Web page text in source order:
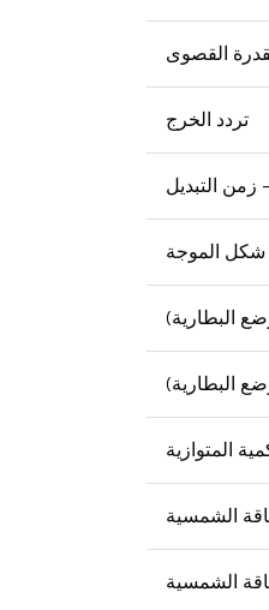
القصوى
تردد الخرج
زمن التبديل
- شكل الموجة
البطارية)
البطارية)
المتوازية
الشمسية